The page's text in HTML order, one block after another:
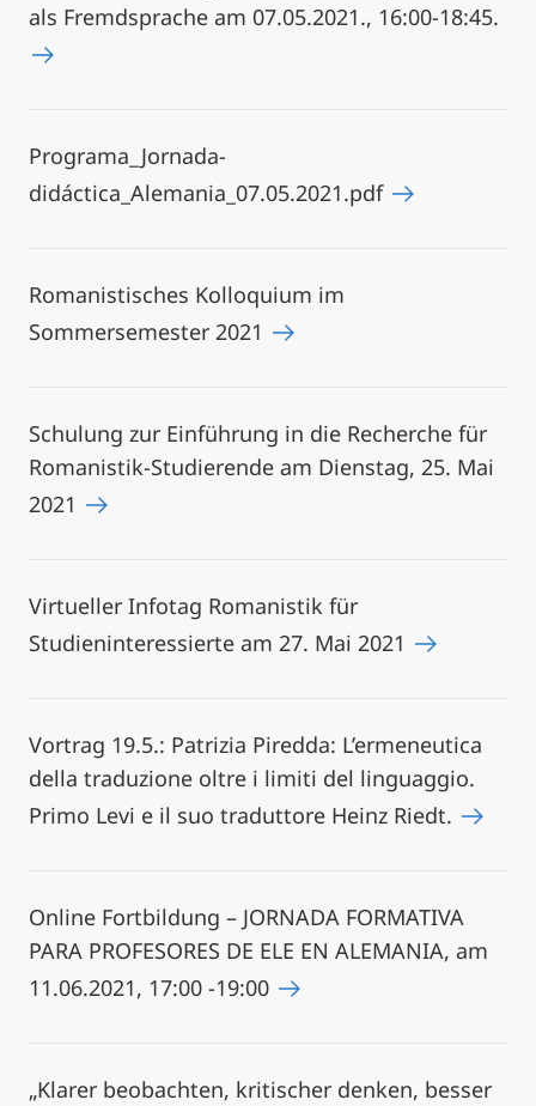
als Fremdsprache am 07.05.2021., 16:00-18:45.
Programa_Jornada-
didáctica_Alemania_07.05.2021.pdf
Romanistisches Kolloquium im
Sommersemester 2021
Schulung zur Einführung in die Recherche für
Romanistik-Studierende am Dienstag, 25. Mai
2021
Virtueller Infotag Romanistik für
Studieninteressierte am 27. Mai 2021
Vortrag 19.5.: Patrizia Piredda: L’ermeneutica
della traduzione oltre i limiti del linguaggio.
Primo Levi e il suo traduttore Heinz Riedt.
Online Fortbildung – JORNADA FORMATIVA
PARA PROFESORES DE ELE EN ALEMANIA, am
11.06.2021, 17:00 -19:00
„Klarer beobachten, kritischer denken, besser